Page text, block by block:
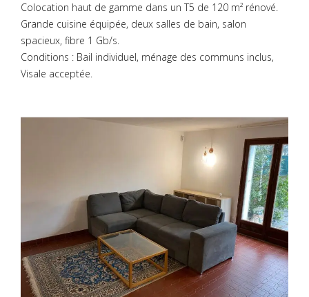
Colocation haut de gamme dans un T5 de 120 m² rénové.
Grande cuisine équipée, deux salles de bain, salon
spacieux, fibre 1 Gb/s.
Conditions : Bail individuel, ménage des communs inclus,
Visale acceptée.